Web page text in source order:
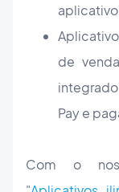
de
Pay e
Com o